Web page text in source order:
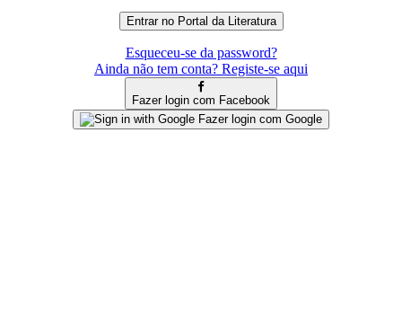
Esqueceu-se da password?
Ainda não tem conta? Registe-se aqui
Fazer login com Facebook
Fazer login com Google